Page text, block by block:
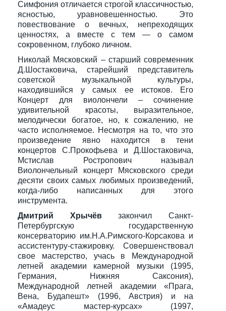
Симфония отличается строгой классичностью,
ясностью, уравнове­шенностью. Это
повествование о вечных, непреходящих
ценностях, а вместе с тем — о самом
сокровенном, глубоко личном.
Николай Мясковский – старший современник
Д.Шостаковича, старейший представитель
советской музыкальной культуры,
находившийся у самых ее истоков. Его
Концерт для виолончели – сочинение
удивительной красоты, выразительное,
мелодически богатое, но, к сожалению, не
часто исполняемое. Несмотря на то, что это
произведение явно находится в тени
концертов С.Прокофьева и Д.Шостаковича,
Мстислав Ростропович называл
Виолончельный концерт Мясковского среди
десяти своих самых любимых произведений,
когда-либо написанных для этого
инструмента.
Дмитрий Хрычёвзакончил Санкт-
Петербургскую государственную
консерваторию им.Н.А.Римского-Корсакова и
ассистентуру-стажировку. Совершенствовал
свое мастерство, учась в Международной
летней академии камерной музыки (1995,
Германия, Нижняя Саксония),
Международной летней академии «Прага,
Вена, Будапешт» (1996, Австрия) и на
«Амадеус мастер-курсах» (1997,